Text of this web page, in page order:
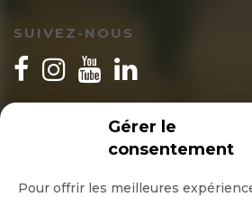
Gérer le
consentement
Pour offrir les meilleures
SUIVEZ-NOUS
INSCRIPTION NEWSLETTER